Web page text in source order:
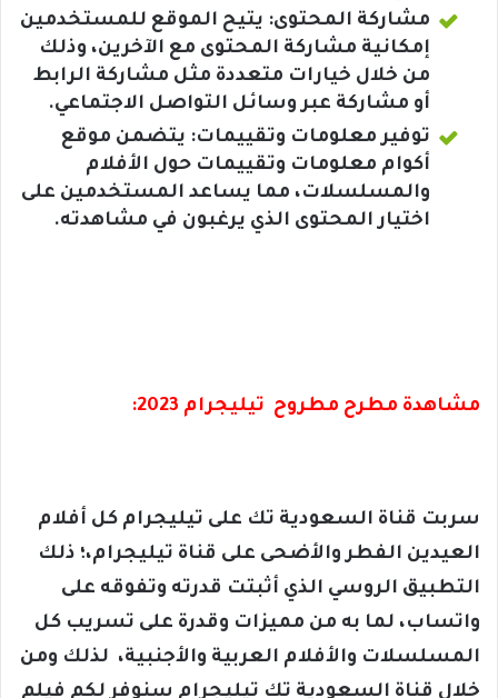
مشاركة المحتوى: يتيح الموقع للمستخدمين
إمكانية مشاركة المحتوى مع الآخرين، وذلك
من خلال خيارات متعددة مثل مشاركة الرابط
أو مشاركة عبر وسائل التواصل الاجتماعي.
توفير معلومات وتقييمات: يتضمن موقع
أكوام معلومات وتقييمات حول الأفلام
والمسلسلات، مما يساعد المستخدمين على
اختيار المحتوى الذي يرغبون في مشاهدته.
مشاهدة مطرح مطروح تيليجرام 2023:
سربت قناة السعودية تك على تيليجرام كل أفلام
العيدين الفطر والأضحى على قناة تيليجرام،؛ ذلك
التطبيق الروسي الذي أثبتت قدرته وتفوقه على
واتساب، لما به من مميزات وقدرة على تسريب كل
المسلسلات والأفلام العربية والأجنبية، لذلك ومن
خلال قناة السعودية تك تيليجرام سنوفر لكم فيلم